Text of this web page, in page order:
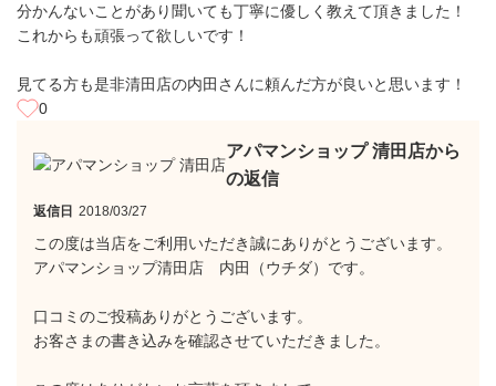
分かんないことがあり聞いても丁寧に優しく教えて頂きました！
これからも頑張って欲しいです！
見てる方も是非清田店の内田さんに頼んだ方が良いと思います！
0
アパマンショップ 清田店から
の返信
返信日 2018/03/27
この度は当店をご利用いただき誠にありがとうございます。
アパマンショップ清田店 内田（ウチダ）です。
口コミのご投稿ありがとうございます。
お客さまの書き込みを確認させていただきました。